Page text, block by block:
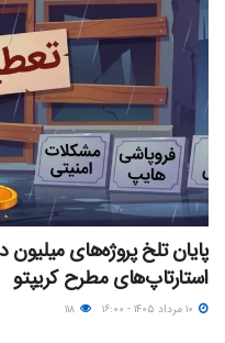
استارتاپ‌های مطرح کریپتو